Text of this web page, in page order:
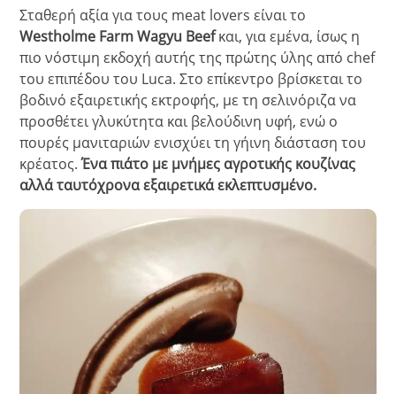
Σταθερή αξία για τους meat lovers είναι το
Westholme Farm Wagyu Beefκαι, για εμένα, ίσως η
πιο νόστιμη εκδοχή αυτής της πρώτης ύλης από chef
του επιπέδου του Luca. Στο επίκεντρο βρίσκεται το
βοδινό εξαιρετικής εκτροφής, με τη σελινόριζα να
προσθέτει γλυκύτητα και βελούδινη υφή, ενώ ο
πουρές μανιταριών ενισχύει τη γήινη διάσταση του
κρέατος.Ένα πιάτο με μνήμες αγροτικής κουζίνας
αλλά ταυτόχρονα εξαιρετικά εκλεπτυσμένο.